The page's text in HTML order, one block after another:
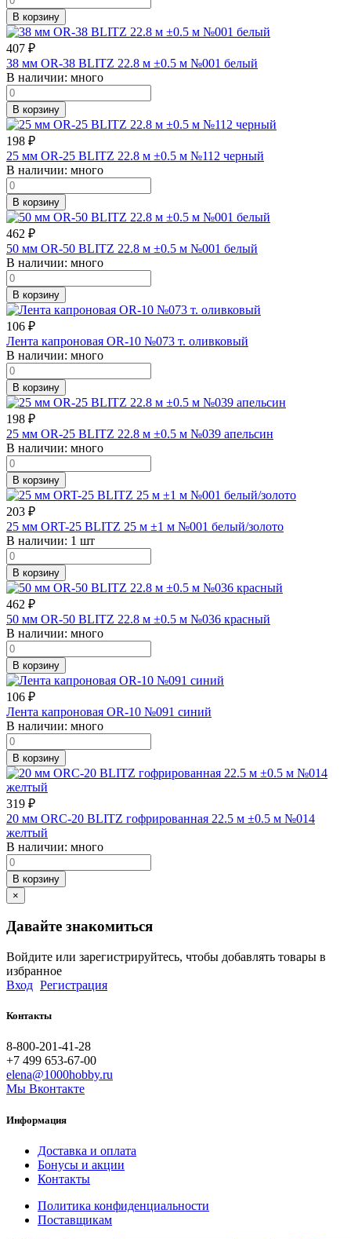
В корзину
407 ₽
38 мм OR-38 BLITZ 22.8 м ±0.5 м №001 белый
В наличии: много
В корзину
198 ₽
25 мм OR-25 BLITZ 22.8 м ±0.5 м №112 черный
В наличии: много
В корзину
462 ₽
50 мм OR-50 BLITZ 22.8 м ±0.5 м №001 белый
В наличии: много
В корзину
106 ₽
Лента капроновая OR-10 №073 т. оливковый
В наличии: много
В корзину
198 ₽
25 мм OR-25 BLITZ 22.8 м ±0.5 м №039 апельсин
В наличии: много
В корзину
203 ₽
25 мм ORT-25 BLITZ 25 м ±1 м №001 белый/золото
В наличии: 1 шт
В корзину
462 ₽
50 мм OR-50 BLITZ 22.8 м ±0.5 м №036 красный
В наличии: много
В корзину
106 ₽
Лента капроновая OR-10 №091 синий
В наличии: много
В корзину
319 ₽
20 мм ORC-20 BLITZ гофрированная 22.5 м ±0.5 м №014
желтый
В наличии: много
В корзину
×
Давайте знакомиться
Войдите или зарегистрируйтесь, чтобы добавлять товары в
избранное
Вход Регистрация
Контакты
8-800-201-41-28
+7 499 653-67-00
elena@1000hobby.ru
Мы Вконтакте
Информация
Доставка и оплата
Бонусы и акции
Контакты
Политика конфиденциальности
Поставщикам